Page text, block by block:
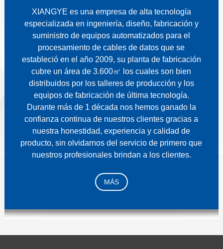
XIANGYE es una empresa de alta tecnología
especializada en ingeniería, diseño, fabricación y
suministro de equipos automatizados para el
procesamiento de cables de datos que se
estableció en el año 2009, su planta de fabricación
cubre un área de 3.600㎡ los cuales son bien
distribuidos por los talleres de producción y los
equipos de fabricación de última tecnología.
Durante más de 1 década nos hemos ganado la
confianza continua de nuestros clientes gracias a
nuestra honestidad, experiencia y calidad de
producto, sin olvidarnos del servicio de primero que
nuestros profesionales brindan a los clientes.
MÁS